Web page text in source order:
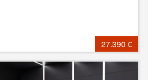
27.390 €